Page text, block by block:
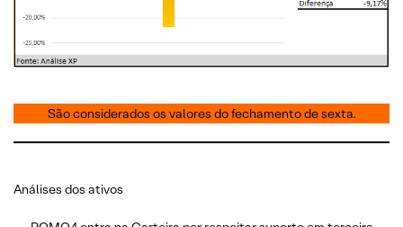
São considerados os valores do fechamento de sexta.
Análises dos ativos